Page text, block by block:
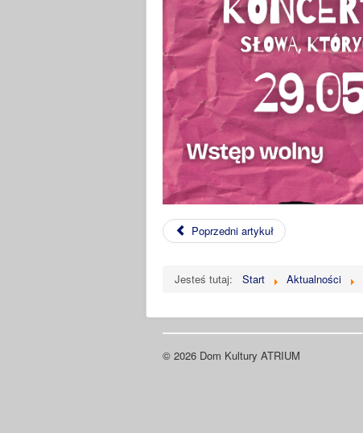
Poprzedni artykuł
Jesteś tutaj: Start Aktualności
© 2026 Dom Kultury ATRIUM